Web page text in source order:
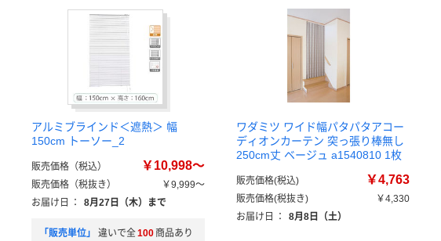
アルミブラインド＜遮熱＞ 幅
150cm トーソー_2
販売価格（税込） ￥10,998～
販売価格（税抜き）
￥9,999～
お届け日
： 8月27日（木）まで
「販売単位」 違いで全100 商品あり
ワダミツ ワイド幅パタパタアコー
ディオンカーテン 突っ張り棒無し
250cm丈 ベージュ a1540810 1枚
販売価格(税込) ￥4,763
販売価格(税抜き)
￥4,330
お届け日
： 8月8日（土）